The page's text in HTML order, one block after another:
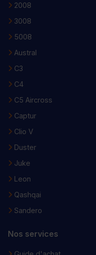
2008
3008
5008
Austral
C3
C4
C5 Aircross
Captur
Clio V
Duster
Juke
Leon
Qashqai
Sandero
Nos services